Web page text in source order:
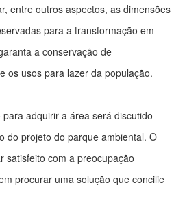
entre outros aspectos, as dimensões
para a transformação em
a conservação de
os usos para lazer da população.
adquirir a área será discutido
do projeto do parque ambiental. O
satisfeito com a preocupação
procurar uma solução que concilie